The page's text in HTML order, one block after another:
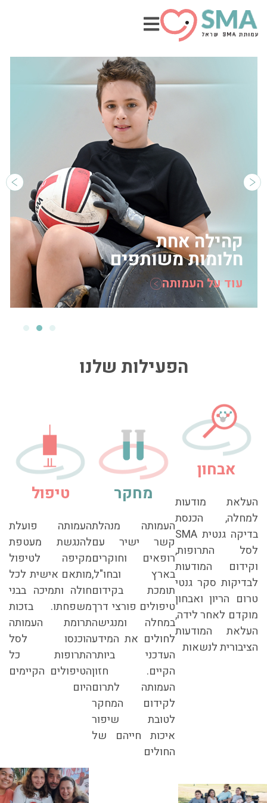
קהילה אחת
חלומות משותפים
עוד על העמותה
הפעילות שלנו
אבחון
העלאת מודעות
למחלה, הכנסת
בדיקה גנטית SMA
לסל התרופות,
וקידום המודעות
לבדיקות סקר גנטי
טרום הריון ואבחון
מוקדם לאחר לידה,
העלאת המודעות
הציבורית לנשאות
מחקר
העמותה מנהלת
קשר ישיר עם
רופאים וחוקרים
בארץ ובחו"ל,
תומכת בקידום
טיפולים פורצי דרך
במחלה ומנגישה
לחולים את המידע
העדכני ביותר
הקיים. חזון
העמותה לתרום
לקידום המחקר
לטובת שיפור
איכות חייהם של
החולים
טיפול
העמותה פועלת
להנגשת מעטפת
מקיפה לטיפול
מותאם אישית לכל
חולה ותמיכה בבני
משפחתו. בזכות
תרומת העמותה
הוכנסו לסל
התרופות כל
הטיפולים הקיימים
היום